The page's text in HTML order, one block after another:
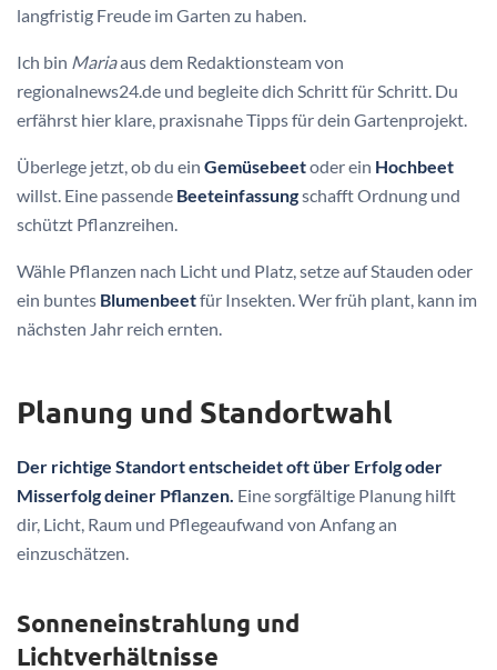
langfristig Freude im Garten zu haben.
Ich bin Mariaaus dem Redaktionsteam von
regionalnews24.de und begleite dich Schritt für Schritt. Du
erfährst hier klare, praxisnahe Tipps für dein Gartenprojekt.
Überlege jetzt, ob du ein Gemüsebeetoder ein Hochbeet
willst. Eine passende Beeteinfassungschafft Ordnung und
schützt Pflanzreihen.
Wähle Pflanzen nach Licht und Platz, setze auf Stauden oder
ein buntes Blumenbeetfür Insekten. Wer früh plant, kann im
nächsten Jahr reich ernten.
Planung und Standortwahl
Der richtige Standort entscheidet oft über Erfolg oder
Misserfolg deiner Pflanzen. Eine sorgfältige Planung hilft
dir, Licht, Raum und Pflegeaufwand von Anfang an
einzuschätzen.
Sonneneinstrahlung und
Lichtverhältnisse